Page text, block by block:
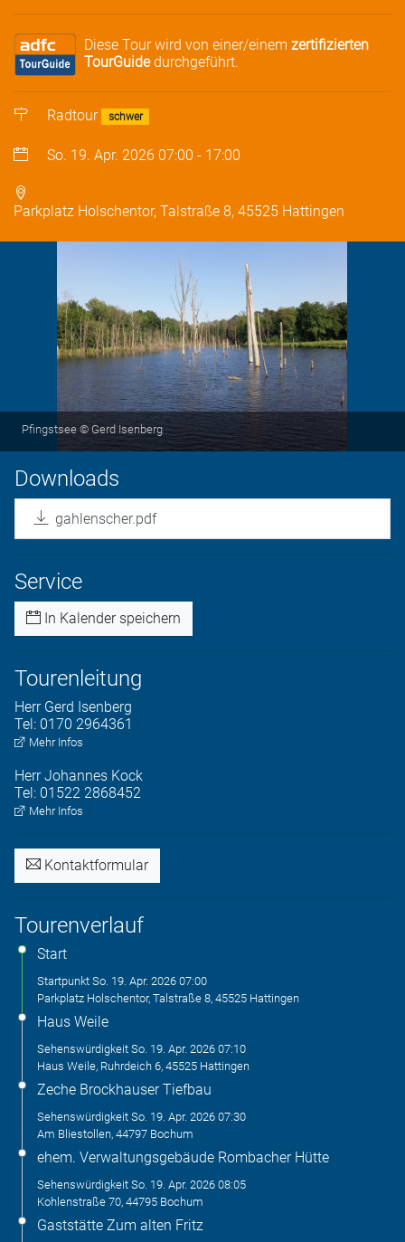
Diese Tour wird von einer/einem zertifizierten
TourGuidedurchgeführt.
Radtour schwer
So. 19. Apr. 2026 07:00 - 17:00
Parkplatz Holschentor, Talstraße 8, 45525 Hattingen
Pfingstsee © Gerd Isenberg
Downloads
gahlenscher.pdf
Service
In Kalender speichern
Tourenleitung
Herr Gerd Isenberg
Tel: 0170 2964361
Mehr Infos
Herr Johannes Kock
Tel: 01522 2868452
Mehr Infos
Kontaktformular
Tourenverlauf
Start
Startpunkt So. 19. Apr. 2026 07:00
Parkplatz Holschentor, Talstraße 8, 45525 Hattingen
Haus Weile
Sehenswürdigkeit So. 19. Apr. 2026 07:10
Haus Weile, Ruhrdeich 6, 45525 Hattingen
Zeche Brockhauser Tiefbau
Sehenswürdigkeit So. 19. Apr. 2026 07:30
Am Bliestollen, 44797 Bochum
ehem. Verwaltungsgebäude Rombacher Hütte
Sehenswürdigkeit So. 19. Apr. 2026 08:05
Kohlenstraße 70, 44795 Bochum
Gaststätte Zum alten Fritz